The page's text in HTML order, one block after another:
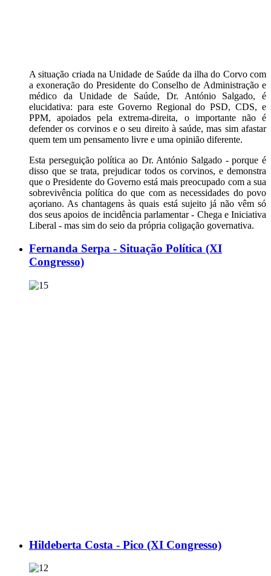
A situação criada na Unidade de Saúde da ilha do Corvo com
a exoneração do Presidente do Conselho de Administração e
médico da Unidade de Saúde, Dr. António Salgado, é
elucidativa: para este Governo Regional do PSD, CDS, e
PPM, apoiados pela extrema-direita, o importante não é
defender os corvinos e o seu direito à saúde, mas sim afastar
quem tem um pensamento livre e uma opinião diferente.
Esta perseguição política ao Dr. António Salgado - porque é
disso que se trata, prejudicar todos os corvinos, e demonstra
que o Presidente do Governo está mais preocupado com a sua
sobrevivência política do que com as necessidades do povo
açoriano. As chantagens às quais está sujeito já não vêm só
dos seus apoios de incidência parlamentar - Chega e Iniciativa
Liberal - mas sim do seio da própria coligação governativa.
Fernanda Serpa - Situação Política (XI
Congresso)
Hildeberta Costa - Pico (XI Congresso)